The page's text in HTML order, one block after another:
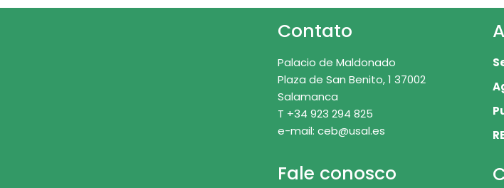
Contato
Palacio de Maldonado
Plaza de San Benito, 1 37002
Salamanca
T +34 923 294 825
e-mail: ceb@usal.es
Fale conosco